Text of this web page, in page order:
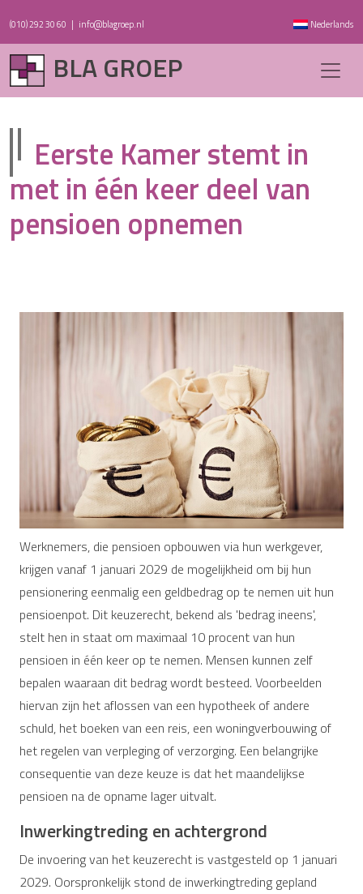
(010) 292 30 60 | info@blagroep.nl Nederlands
BLA GROEP
Eerste Kamer stemt in
met in één keer deel van
pensioen opnemen
Werknemers, die pensioen opbouwen via hun werkgever,
krijgen vanaf 1 januari 2029 de mogelijkheid om bij hun
pensionering eenmalig een geldbedrag op te nemen uit hun
pensioenpot. Dit keuzerecht, bekend als 'bedrag ineens',
stelt hen in staat om maximaal 10 procent van hun
pensioen in één keer op te nemen. Mensen kunnen zelf
bepalen waaraan dit bedrag wordt besteed. Voorbeelden
hiervan zijn het aflossen van een hypotheek of andere
schuld, het boeken van een reis, een woningverbouwing of
het regelen van verpleging of verzorging. Een belangrijke
consequentie van deze keuze is dat het maandelijkse
pensioen na de opname lager uitvalt.
Inwerkingtreding en achtergrond
De invoering van het keuzerecht is vastgesteld op 1 januari
2029. Oorspronkelijk stond de inwerkingtreding gepland